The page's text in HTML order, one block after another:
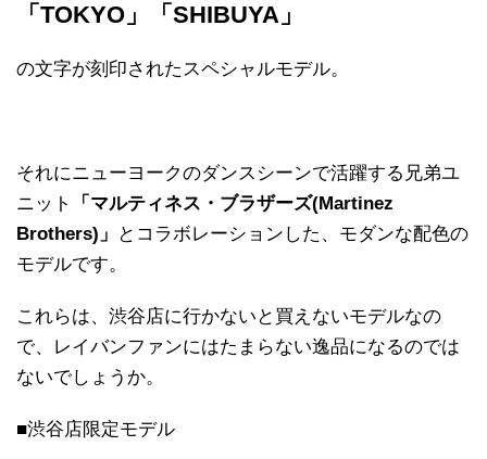
「TOKYO」「SHIBUYA」
の文字が刻印されたスペシャルモデル。
それにニューヨークのダンスシーンで活躍する兄弟ユ
ニット
「マルティネス・ブラザーズ(Martinez
Brothers)」
とコラボレーションした、モダンな配色の
モデルです。
これらは、渋谷店に行かないと買えないモデルなの
で、レイバンファンにはたまらない逸品になるのでは
ないでしょうか。
■渋谷店限定モデル